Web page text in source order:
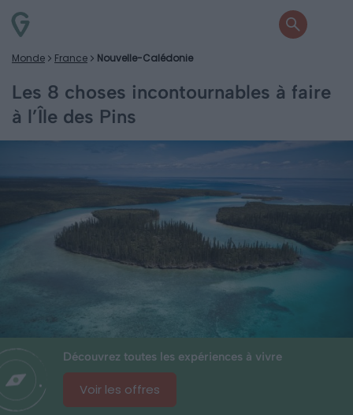
Monde France Nouvelle-Calédonie
Les 8 choses incontournables à faire
à l’Île des Pins
Découvrez toutes les expériences à vivre
Voir les offres